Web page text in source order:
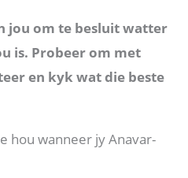
jou om te besluit watter
is. Probeer om met
en kyk wat die beste
hou wanneer jy Anavar-